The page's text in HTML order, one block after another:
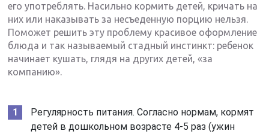
его употреблять. Насильно кормить детей, кричать на
них или наказывать за несъеденную порцию нельзя.
Поможет решить эту проблему красивое оформление
блюда и так называемый стадный инстинкт: ребенок
начинает кушать, глядя на других детей, «за
компанию».
Регулярность питания. Согласно нормам, кормят
детей в дошкольном возрасте 4-5 раз (ужин